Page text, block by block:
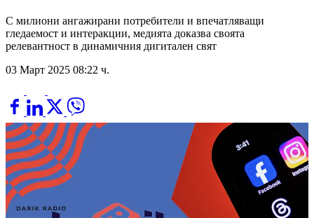
С милиони ангажирани потребители и впечатляващи
гледаемост и интеракции, медията доказва своята
релевантност в динамичния дигитален свят
03 Март 2025 08:22 ч.